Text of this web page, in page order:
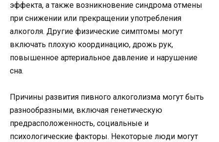
эффекта, а также возникновение синдрома отмены
при снижении или прекращении употребления
алкоголя. Другие физические симптомы могут
включать плохую координацию, дрожь рук,
повышенное артериальное давление и нарушение
сна.
Причины развития пивного алкоголизма могут быть
разнообразными, включая генетическую
предрасположенность, социальные и
психологические факторы. Некоторые люди могут